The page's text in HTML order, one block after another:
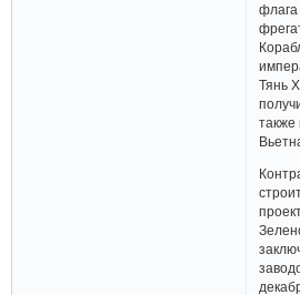
Тянь
также